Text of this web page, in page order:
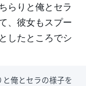
らりと俺とセラ
、彼女もスプー
したところでシ
俺とセラの様子を